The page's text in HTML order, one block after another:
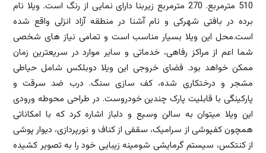
510 مترمربع. 270 مترمربع زیربنا دارای نمایی از رنگ است. ویلا نام
برده در بافتی شهرکی و نام آشنا در منطقه آزاد انزلی واقع شده
است.محل این ویلا بسیار مناسب است و تمامی نیاز های شخصی
شما اعم از مراکز رفاهی، خدماتی و سایر موارد در سریعترین زمان
ممکن خواهد بود. فضای خروجی این ویلا دوبلکس شامل حیاطی
مشجر و درختکاری شده، کف سازی سنگ. درب ضد سرقت و
پارکینگی با قابلیت پارک چندین خودروست. در طراحی محوطه ورودی
این ویلا میتوان به سالن وسیع و دلباز اشاره کرد که با امکاناتی
همچون کفپوشی از سرامیک، سقفی از کناف و نورپردازی، دیوار پوشی
از کنتکس، سیستم گرمایشی شومینه زیبایی خود را به تصویر کشیده